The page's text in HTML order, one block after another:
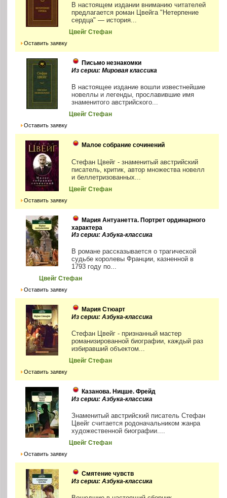
В настоящем издании вниманию читателей
предлагается роман Цвейга "Нетерпение
сердца" — история...
Цвейг Стефан
Оставить заявку
Письмо незнакомки
Из серии: Мировая классика
В настоящее издание вошли известнейшие
новеллы и легенды, прославившие имя
знаменитого австрийского...
Цвейг Стефан
Оставить заявку
Малое собрание сочинений
Стефан Цвейг - знаменитый австрийский
писатель, критик, автор множества новелл
и беллетризованных...
Цвейг Стефан
Оставить заявку
Мария Антуанетта. Портрет ординарного
характера
Из серии: Азбука-классика
В романе рассказывается о трагической
судьбе королевы Франции, казненной в
1793 году по...
Цвейг Стефан
Оставить заявку
Мария Стюарт
Из серии: Азбука-классика
Стефан Цвейг - признанный мастер
романизированной биографии, каждый раз
избиравший объектом...
Цвейг Стефан
Оставить заявку
Казанова. Ницше. Фрейд
Из серии: Азбука-классика
Знаменитый австрийский писатель Стефан
Цвейг считается родоначальником жанра
художественной биографии....
Цвейг Стефан
Оставить заявку
Смятение чувств
Из серии: Азбука-классика